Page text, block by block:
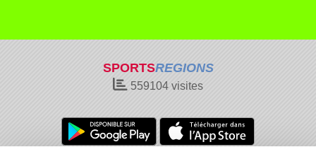
SPORTSREGIONS
559104 visites